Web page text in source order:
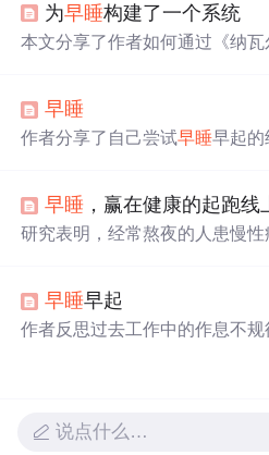
为早睡构建了一个系统
本文分享了作者如何通过《纳
的变化。
早睡
作者分享了自己尝试早睡早起的
早睡 ，赢在健康的起跑线
研究表明，经常熬夜的人患慢
早睡还可以帮助人体分泌大量褪
状态。
早睡早起
作者反思过去工作中的作息不
说点什么…